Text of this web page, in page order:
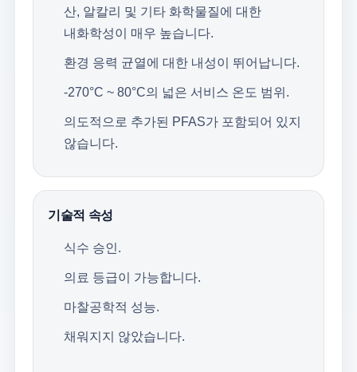
산, 알칼리 및 기타 화학물질에 대한
내화학성이 매우 높습니다.
환경 응력 균열에 대한 내성이 뛰어납니다.
-270°C ~ 80°C의 넓은 서비스 온도 범위.
의도적으로 추가된 PFAS가 포함되어 있지
않습니다.
기술적 속성
식수 승인.
의료 등급이 가능합니다.
마찰공학적 성능.
채워지지 않았습니다.